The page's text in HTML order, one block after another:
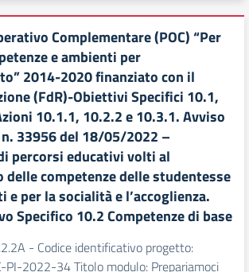
Complementare (POC) “Per
e ambienti per
2014-2020 finanziato con il
(FdR)-Obiettivi Specifici 10.1,
10.1.1, 10.2.2 e 10.3.1. Avviso
33956 del 18/05/2022 –
percorsi educativi volti al
delle competenze delle studentesse
e per la socialità e l’accoglienza.
Specifico 10.2 Competenze di base
- Codice identificativo progetto:
PI-2022-34 Titolo modulo: Prepariamoci